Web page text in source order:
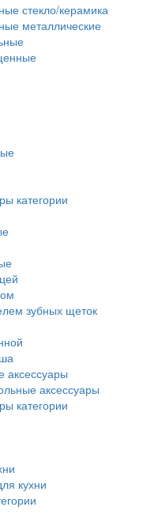
стекло/керамика
металлические
категории
зубных щеток
аксессуары
аксессуары
категории
кухни